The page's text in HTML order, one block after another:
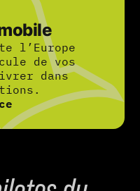
l’Europe
de vos
dans